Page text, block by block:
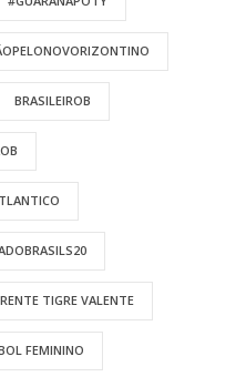
BRASILEIROB
TIGRE VALENTE
FEMININO